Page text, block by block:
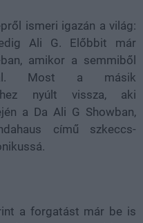
ismeri igazán a világ:
Ali G. Előbbit már
amikor a semmiből
Most a másik
nyúlt vissza, aki
a Da Ali G Showban,
című szkeccs-
a forgatást már be is